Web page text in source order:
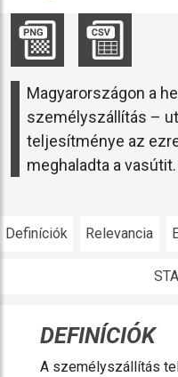
Magyarországon a
személyszállítás –
teljesítménye az
meghaladta a vasútit.
Definíciók Relevancia
DEFINÍCIÓK
A személyszállítás